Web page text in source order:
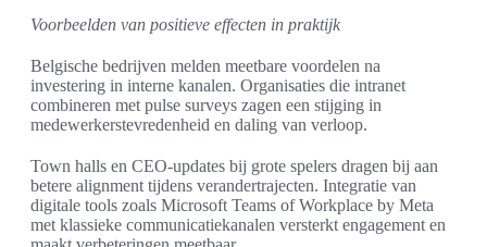
Voorbeelden van positieve effecten in praktijk
Belgische bedrijven melden meetbare voordelen na
investering in interne kanalen. Organisaties die intranet
combineren met pulse surveys zagen een stijging in
medewerkerstevredenheid en daling van verloop.
Town halls en CEO-updates bij grote spelers dragen bij aan
betere alignment tijdens verandertrajecten. Integratie van
digitale tools zoals Microsoft Teams of Workplace by Meta
met klassieke communicatiekanalen versterkt engagement en